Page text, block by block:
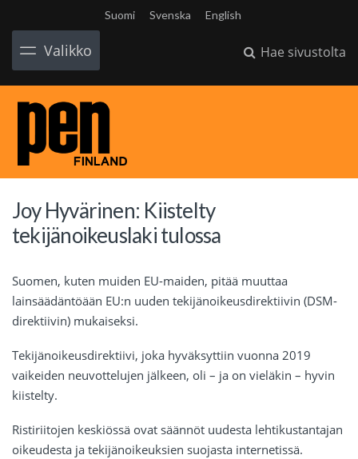
Suomi Svenska English
Valikko Hae sivustolta
Joy Hyvärinen: Kiistelty
tekijänoikeuslaki tulossa
Suomen, kuten muiden EU-maiden, pitää muuttaa
lainsäädäntöään EU:n uuden tekijänoikeusdirektiivin (DSM-
direktiivin) mukaiseksi.
Tekijänoikeusdirektiivi, joka hyväksyttiin vuonna 2019
vaikeiden neuvottelujen jälkeen, oli – ja on vieläkin – hyvin
kiistelty.
Ristiriitojen keskiössä ovat säännöt uudesta lehtikustantajan
oikeudesta ja tekijänoikeuksien suojasta internetissä.